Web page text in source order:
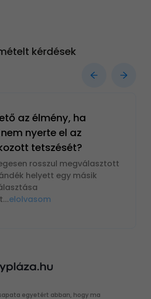
kérdések
az élmény, ha
nyerte el az
tetszését?
rosszul megválasztott
helyett egy másik
...elolvasom
egyetért abban, hogy ma